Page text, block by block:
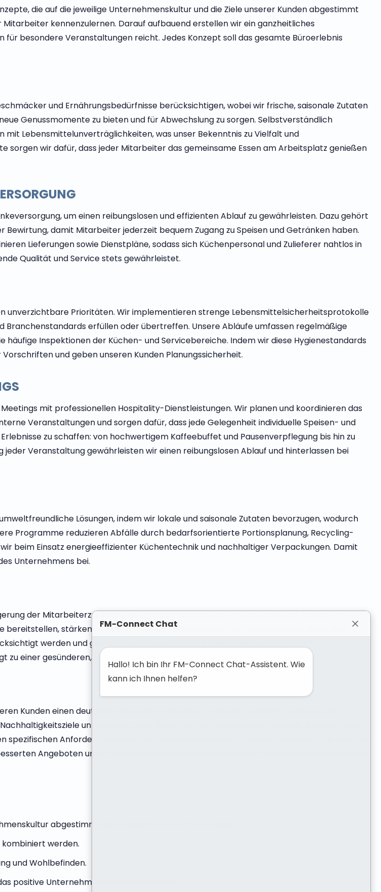
FM-Connect Chat
Hallo! Ich bin Ihr FM-Connect Chat-Assistent. Wie
kann ich Ihnen helfen?
die auf die jeweilige Unternehmenskultur und die Ziele unserer Kunden abgestimmt
kennenzulernen. Darauf aufbauend erstellen wir ein ganzheitliches
für besondere Veranstaltungen reicht. Jedes Konzept soll das gesamte Büroerlebnis
und Ernährungsbedürfnisse berücksichtigen, wobei wir frische, saisonale Zutaten
Genussmomente zu bieten und für Abwechslung zu sorgen. Selbstverständlich
Lebensmittelunverträglichkeiten, was unser Bekenntnis zu Vielfalt und
wir dafür, dass jeder Mitarbeiter das gemeinsame Essen am Arbeitsplatz genießen
um einen reibungslosen und effizienten Ablauf zu gewährleisten. Dazu gehört
damit Mitarbeiter jederzeit bequem Zugang zu Speisen und Getränken haben.
Lieferungen sowie Dienstpläne, sodass sich Küchenpersonal und Zulieferer nahtlos in
Qualität und Service stets gewährleistet.
unverzichtbare Prioritäten. Wir implementieren strenge Lebensmittelsicherheitsprotokolle
Branchenstandards erfüllen oder übertreffen. Unsere Abläufe umfassen regelmäßige
Inspektionen der Küchen- und Servicebereiche. Indem wir diese Hygienestandards
und geben unseren Kunden Planungssicherheit.
mit professionellen Hospitality-Dienstleistungen. Wir planen und koordinieren das
Veranstaltungen und sorgen dafür, dass jede Gelegenheit individuelle Speisen- und
zu schaffen: von hochwertigem Kaffeebuffet und Pausenverpflegung bis hin zu
Veranstaltung gewährleisten wir einen reibungslosen Ablauf und hinterlassen bei
Lösungen, indem wir lokale und saisonale Zutaten bevorzugen, wodurch
Programme reduzieren Abfälle durch bedarfsorientierte Portionsplanung, Recycling-
beim Einsatz energieeffizienter Küchentechnik und nachhaltiger Verpackungen. Damit
Unternehmens bei.
der Mitarbeiterzufriedenheit und zum allgemeinen Wohlbefinden bei. Indem wir
stärken wir das Gemeinschaftsgefühl und die Wertschätzung unter den
werden und gemeinsame Pausen zum Austausch dienen, steigen Motivation und
einer gesünderen, engagierteren Unternehmenskultur bei.
Kunden einen deutlichen Mehrwert. Wir liefern maßgeschneiderte Lösungen, die
unterstützen, was Unternehmen Sicherheit und Flexibilität bietet. Jeder
Anforderungen und der Unternehmenskultur gerecht zu werden. Das Ergebnis
Angeboten und Arbeitsbedingungen, während Besucher konsequent hochwertigen
abgestimmt sind und alle Vorschriften erfüllen.
werden.
und Wohlbefinden.
positive Unternehmensimage unterstützt.